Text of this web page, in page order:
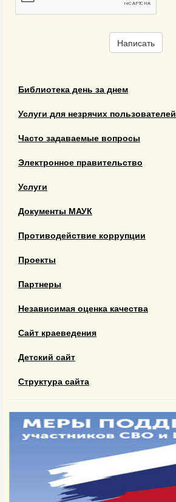
Написать
Библиотека день за днем
Услуги для незрячих пользователей
Часто задаваемые вопросы
Электронное правительство
Услуги
Документы МАУК
Противодействие коррупции
Проекты
Партнеры
Независимая оценка качества
Сайт краеведения
Детский сайт
Структура сайта